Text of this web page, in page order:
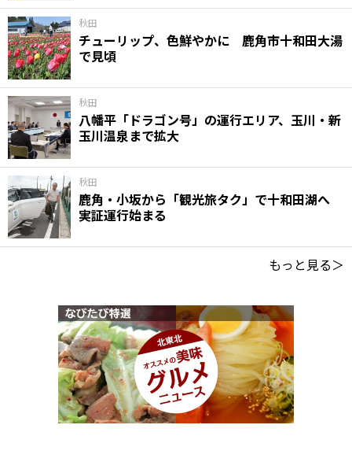
秋田
チューリップ、色鮮やかに 鹿角市十和田大湯
で見頃
秋田
八幡平「ドラゴン号」の運行エリア、玉川・新
玉川温泉まで拡大
秋田
鹿角・小坂から「観光旅タク」で十和田湖へ
実証運行始まる
もっと見る＞